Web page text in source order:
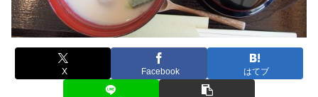
X Facebook はてブ